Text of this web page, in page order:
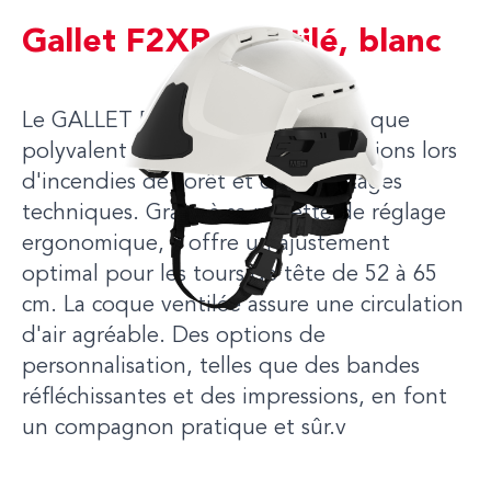
Gallet F2XR, ventilé, blanc
Le GALLET F2XR ventilé est un casque
polyvalent, idéal pour les interventions lors
d'incendies de forêt et de sauvetages
techniques. Grâce à sa molette de réglage
ergonomique, il offre un ajustement
optimal pour les tours de tête de 52 à 65
cm. La coque ventilée assure une circulation
d'air agréable. Des options de
personnalisation, telles que des bandes
réfléchissantes et des impressions, en font
un compagnon pratique et sûr.v